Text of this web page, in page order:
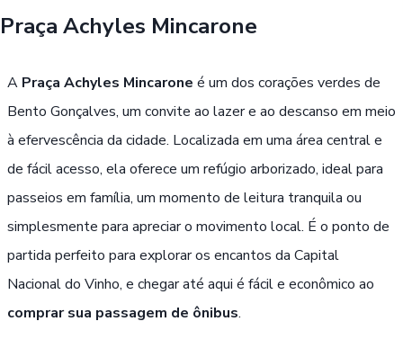
Praça Achyles Mincarone
A Praça Achyles Mincarone é um dos corações verdes de
Bento Gonçalves, um convite ao lazer e ao descanso em meio
à efervescência da cidade. Localizada em uma área central e
de fácil acesso, ela oferece um refúgio arborizado, ideal para
passeios em família, um momento de leitura tranquila ou
simplesmente para apreciar o movimento local. É o ponto de
partida perfeito para explorar os encantos da Capital
Nacional do Vinho, e chegar até aqui é fácil e econômico ao
comprar sua passagem de ônibus.